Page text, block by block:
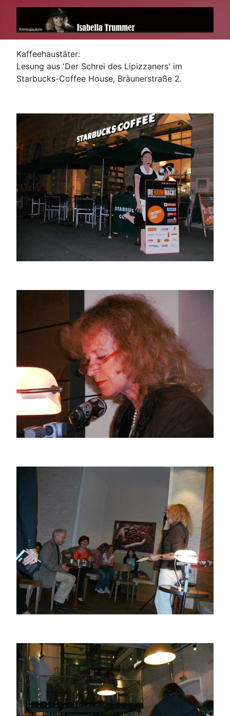
Kaffeehaustäter:
Lesung aus 'Der Schrei des Lipizzaners' im
Starbucks-Coffee House, Bräunerstraße 2.